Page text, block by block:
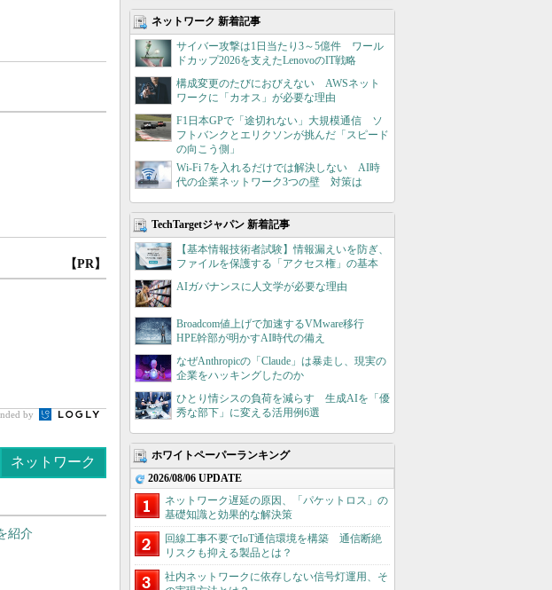
【PR】
by
ネットワーク
紹介
ネットワーク 新着記事
サイバー攻撃は1日当たり3～5億件 ワール
ドカップ2026を支えたLenovoのIT戦略
構成変更のたびにおびえない AWSネット
ワークに「カオス」が必要な理由
F1日本GPで「途切れない」大規模通信 ソ
フトバンクとエリクソンが挑んだ「スピード
の向こう側」
Wi-Fi 7を入れるだけでは解決しない AI時
代の企業ネットワーク3つの壁 対策は
TechTargetジャパン 新着記事
【基本情報技術者試験】情報漏えいを防ぎ、
ファイルを保護する「アクセス権」の基本
AIガバナンスに人文学が必要な理由
Broadcom値上げで加速するVMware移行
HPE幹部が明かすAI時代の備え
なぜAnthropicの「Claude」は暴走し、現実の
企業をハッキングしたのか
ひとり情シスの負荷を減らす 生成AIを「優
秀な部下」に変える活用例6選
ホワイトペーパーランキング
2026/08/06 UPDATE
ネットワーク遅延の原因、「パケットロス」の
基礎知識と効果的な解決策
回線工事不要でIoT通信環境を構築 通信断絶
リスクも抑える製品とは？
社内ネットワークに依存しない信号灯運用、そ